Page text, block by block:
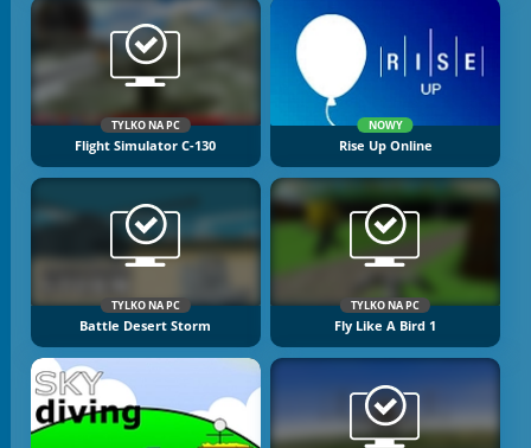
TYLKO NA PC
Flight Simulator C-130
NOWY
Rise Up Online
TYLKO NA PC
Battle Desert Storm
TYLKO NA PC
Fly Like A Bird 1